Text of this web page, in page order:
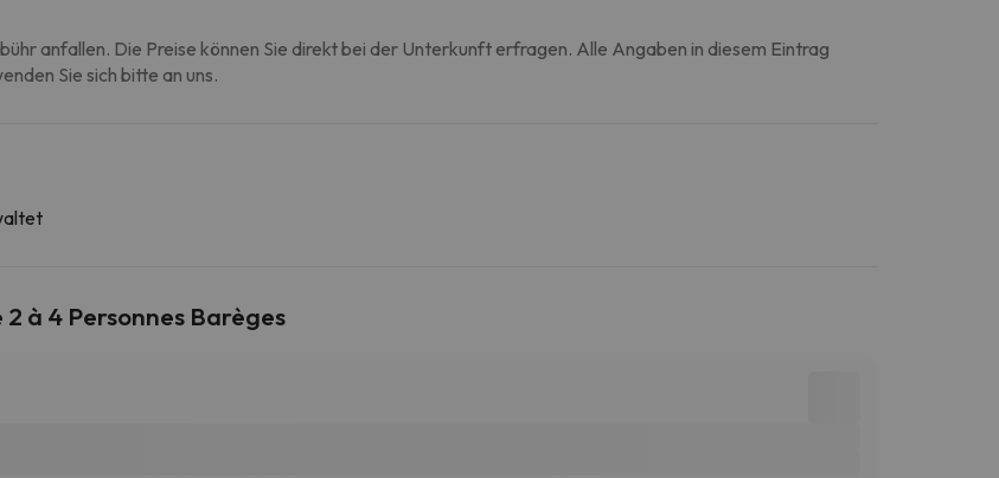
anfallen. Die Preise können Sie direkt bei der Unterkunft erfragen. Alle Angaben in diesem Eintrag
Sie sich bitte an uns.
à 4 Personnes Barèges